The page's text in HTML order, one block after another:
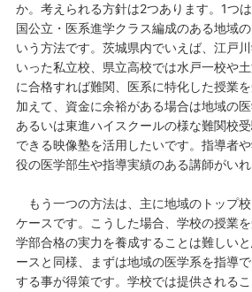
か。考えられる方針は2つあります。1つ
国公立・医系進学クラス編成のある地域
いう方法です。茨城県内でいえば、江戸
いった私立校、県立高校では水戸一校や
に合格すれば難関、医系に特化した授業を
加えて、資金に余裕がある場合は地域の医
あるいは東進ハイスクールの様な難関校
できる映像塾を活用したいです。指導者
役の医学部生や指導実績のある講師がいれ
もう一つの方法は、主に地域のトップ
ケースです。こうした場合、学校の授業
学部合格の実力を養成することは難しい
ースと同様、まずは地域の医学系を指導
する事が得策です。学校では提供される